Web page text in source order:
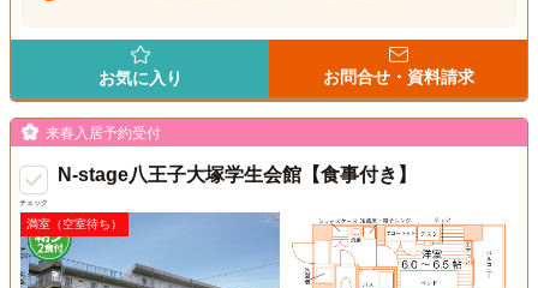
お気に入り お問合せ・資料請求
チェック
来春入居予約受付
N-stage八王子大塚学生会館【食事付き】
満室（空室待ち）